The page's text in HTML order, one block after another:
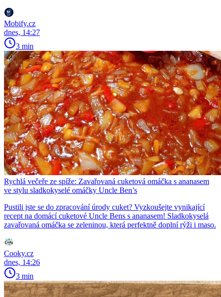
Mobify.cz
dnes, 14:27
3 min
Rychlá večeře ze spíže: Zavařovaná cuketová omáčka s ananasem
ve stylu sladkokyselé omáčky Uncle Ben’s
Pustili jste se do zpracování úrody cuket? Vyzkoušejte vynikající
recept na domácí cuketové Uncle Bens s ananasem! Sladkokyselá
zavařovaná omáčka se zeleninou, která perfektně doplní rýži i maso.
Cooky.cz
dnes, 14:26
3 min